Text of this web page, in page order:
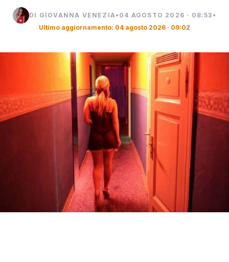
DI GIOVANNA VENEZIA• 04 AGOSTO 2026 · 08:53 •
Ultimo aggiornamento: 04 agosto 2026 · 09:02